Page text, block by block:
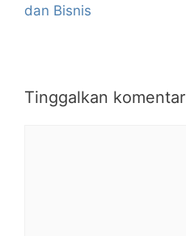
dan Bisnis
Tinggalkan komentar